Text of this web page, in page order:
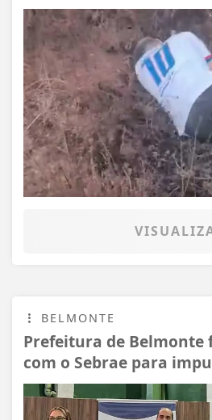
BELMONTE
Prefeitura de
com o Sebrae para